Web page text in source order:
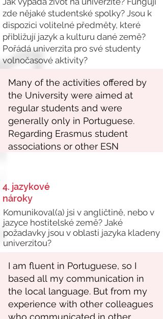
zde nějaké studentské spolky? Jsou k
dispozici volitelné předměty, které
přibližují jazyk a kulturu dané země?
Pořádá univerzita pro své studenty
volnočasové aktivity?
4. jazykové
nároky
Komunikoval(a) jsi v angličtině, nebo v
jazyce hostitelské země? Jaké
požadavky jsou v oblasti jazyka kladeny
univerzitou?